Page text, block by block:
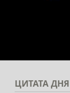
ЦИТАТА ДНЯ